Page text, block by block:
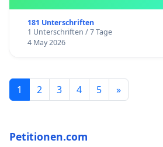
181 Unterschriften
1 Unterschriften / 7 Tage
4 May 2026
1 2 3 4 5 »
Petitionen.com